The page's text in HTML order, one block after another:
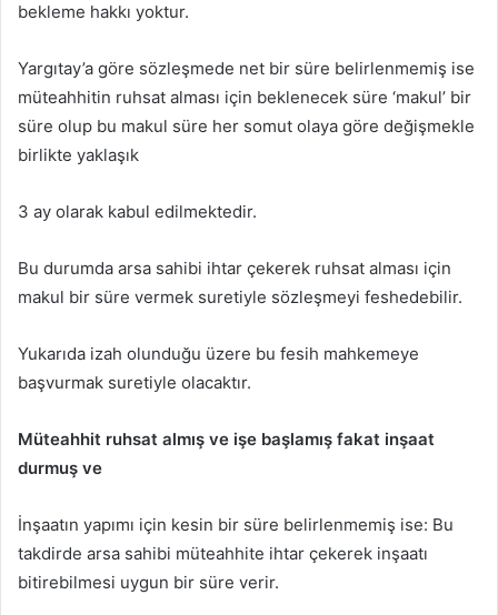
bekleme hakkı yoktur.
Yargıtay’a göre sözleşmede net bir süre belirlenmemiş ise
müteahhitin ruhsat alması için beklenecek süre ‘makul’ bir
süre olup bu makul süre her somut olaya göre değişmekle
birlikte yaklaşık
3 ay olarak kabul edilmektedir.
Bu durumda arsa sahibi ihtar çekerek ruhsat alması için
makul bir süre vermek suretiyle sözleşmeyi feshedebilir.
Yukarıda izah olunduğu üzere bu fesih mahkemeye
başvurmak suretiyle olacaktır.
Müteahhit ruhsat almış ve işe başlamış fakat inşaat
durmuş ve
İnşaatın yapımı için kesin bir süre belirlenmemiş ise: Bu
takdirde arsa sahibi müteahhite ihtar çekerek inşaatı
bitirebilmesi uygun bir süre verir.